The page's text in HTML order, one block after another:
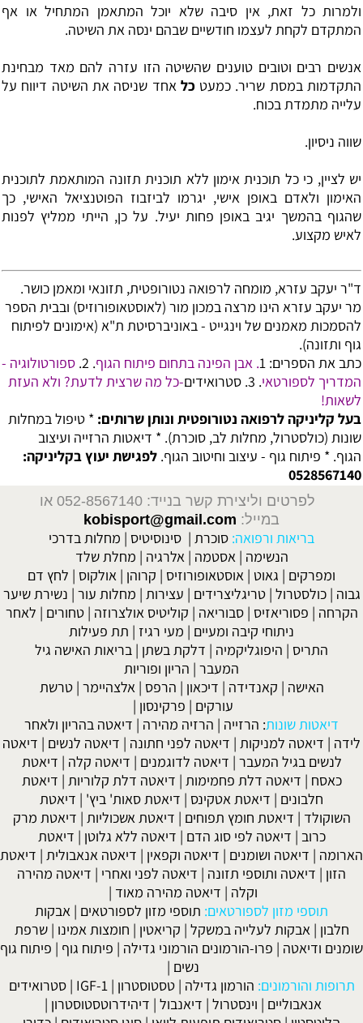
ולמרות כל זאת, אין סיבה שלא יוכל המתאמן המתחיל או אף
המתקדם לקחת לעצמו חודשיים שבהם ינסה את השיטה.
אנשים רבים וטובים טוענים שהשיטה הזו עזרה להם מאד מבחינת
התקדמות במסת שריר. כמעט כל אחד שניסה את השיטה דיווח על
עלייה מתמדת בכוח.
שווה ניסיון.
יש לציין, כי כל תוכנית אימון ללא תוכנית תזונה המותאמת לתוכנית
האימון ולאדם באופן אישי, יגרמו לביזבוז הפוטנציאל האישי, כך
שהגוף בהמשך יגיב באופן פחות יעיל. על כן, הייתי ממליץ לפנות
לאיש מקצוע.
ד"ר יעקב עזרא, מומחה לרפואה נטורופטית, תזונאי ומאמן כושר.
מר יעקב עזרא הינו מרצה במכון מור (לאוסטאופורוזיס) ובבית הספר
להסמכות מאמנים של וינגייט - באוניברסיטת ת"א (אימונים לפיתוח
גוף ותזונה).
כתב את הספרים: 1. אבן הפינה בתחום פיתוח הגוף. 2.
ספורטולוגיה -
המדריך לספורטאי. 3. סטרואידים-כל מה שרצית לדעת? ולא העזת
לשאות!
בעל קליניקה לרפואה נטורופטית ונותן שרותים: * טיפול במחלות
שונות (כולסטרול, מחלות לב, סוכרת). * דיאטות הרזייה ועיצוב
הגוף. * פיתוח גוף - עיצוב וחיטוב הגוף. לפגישת יעוץ בקליניקה:
0528567140
לפרטים וליצירת קשר בנייד: 052-8567140
או
במייל: kobisport@gmail.com
בריאות ורפואה: סוכרת | סינוסיטיס | מחלות בדרכי
הנשימה | אסטמה | אלרגיה | מחלת שלד
ומפרקים | גאוט | אוסטאופורוזיס | קרוהן | אולקוס | לחץ דם
גבוה |כולסטרול |טריגליצרידים | עצירות | מחלות עור | נשירת שיער
הקרחה | פסוריאזיס |סבוריאה | קוליטיס אולצרוזה |טחורים | לאחר
ניתוחי קיבה ומעיים | מעי רגיז | תת פעילות
התריס | היפוגליקמיה | דלקת בשתן | בריאות האישה גיל
המעבר | הריון ופוריות
האישה | קאנדידה | דיכאון | הרפס | אלצהיימר |טרשת
עורקים | פרקינסון |
דיאטות שונות: הרזייה | הרזיה מהירה | דיאטה בהריון ולאחר
לידה | דיאטה למניקות | דיאטה לפני חתונה | דיאטה לנשים | דיאטה
לנשים בגיל המעבר | דיאטה לדוגמנים | דיאטה קלה | דיאטת
כאסח | דיאטה דלת פחמימות | דיאטה דלת קלוריות | דיאטת
חלבונים | דיאטת אטקינס | דיאטת סאות' ביץ' | דיאטת
השוקולד | דיאטת חומץ תפוחים | דיאטת אשכוליות | דיאטת מרק
כרוב | דיאטה לפי סוג הדם | דיאטה ללא גלוטן | דיאטת
הארומה | דיאטה ושומנים | דיאטה וקפאין | דיאטה אנאבולית | דיאטת
הזון | דיאטה ותוספי תזונה | דיאטה לפני ואחרי | דיאטה מהירה
וקלה | דיאטה מהירה מאוד |
תוספי מזון לספורטאים: תוספי מזון לספורטאים | אבקות
חלבון | אבקות לעלייה במשקל | קריאטין | חומצות אמינו |שרפת
שומנים ודיאטה | פרו-הורמונים הורמוני גדילה | פיתוח גוף | פיתוח גוף
נשים |
תרופות והורמונים: הורמון גדילה |טסטוסטרון |
IGF-1
|סטרואידים
אנאבוליים | וינסטרול | דיאנבול | דיהידרוטסטוסטרון |